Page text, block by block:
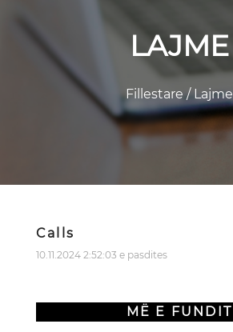
LAJME
Fillestare/Lajme
Calls
10.11.2024 2:52:03 e pasdites
MË E FUNDIT